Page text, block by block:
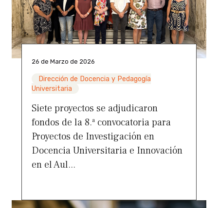
26 de Marzo de 2026
Dirección de Docencia y Pedagogía
Universitaria
Siete proyectos se adjudicaron
fondos de la 8.ª convocatoria para
Proyectos de Investigación en
Docencia Universitaria e Innovación
en el Aul...